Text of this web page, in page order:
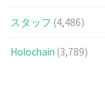
スタッフ (4,486)
Holochain (3,789)